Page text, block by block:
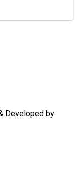
Developed by